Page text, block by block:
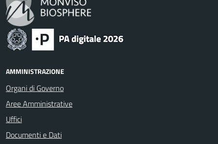
AMMINISTRAZIONE
Organi di Governo
Aree Amministrative
Uffici
Documenti e Dati